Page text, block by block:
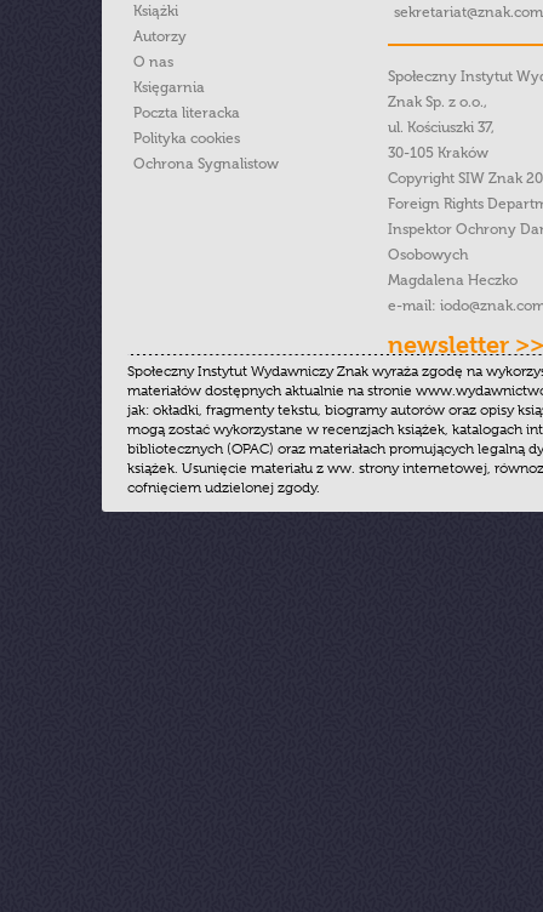
Książki
Autorzy
O nas
Księgarnia
Poczta literacka
Polityka cookies
Ochrona Sygnalistow
Społeczny Instytut
Znak Sp. z o.o.,
ul. Kościuszki 37,
30-105 Kraków
Copyright SIW Znak
Foreign Rights
Inspektor Ochrony
Osobowych
Magdalena Heczko
e-mail:
newsletter >>
Społeczny Instytut Wydawniczy Znak wyraża zgodę na
materiałów dostępnych aktualnie na stronie
jak: okładki, fragmenty tekstu, biogramy autorów oraz opisy
mogą zostać wykorzystane w recenzjach książek, katalogach
bibliotecznych (OPAC) oraz materiałach promujących legalną
książek. Usunięcie materiału z ww. strony internetowej,
cofnięciem udzielonej zgody.